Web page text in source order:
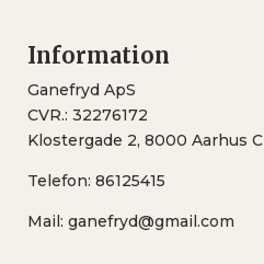
Information
Ganefryd ApS
CVR.: 32276172
Klostergade 2, 8000 Aarhus C
Telefon: 86125415
Mail: ganefryd@gmail.com